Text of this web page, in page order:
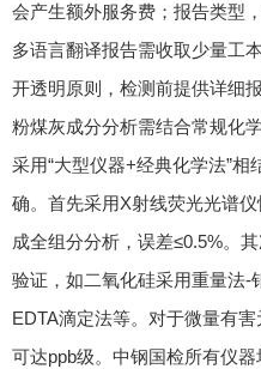
会产生额外服务费；报告类型
多语言翻译报告需收取少量工
开透明原则，检测前提供详细
粉煤灰成分分析需结合常规化
采用“大型仪器+经典化学法”
确。首先采用X射线荧光光谱
成全组分分析，误差≤0.5%。
验证，如二氧化硅采用重量法-
EDTA滴定法等。对于微量有
可达ppb级。中钢国检所有仪